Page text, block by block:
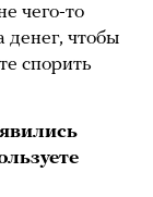
чего-то
денег, чтобы
спорить